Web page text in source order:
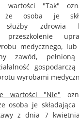
"Tak"
że osoba je
służby zdrowia
przeszkolenie
medycznego,
zawód,
wyrobami
wartości "Nie"
osoba je
z dnia 7
3.33 zł